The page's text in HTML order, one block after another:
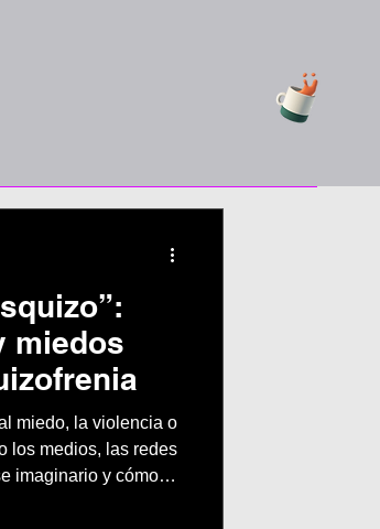
miedos
miedo, la violencia o
los medios, las redes
imaginario y cómo